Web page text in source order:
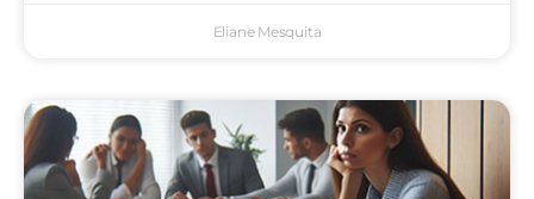
Eliane Mesquita